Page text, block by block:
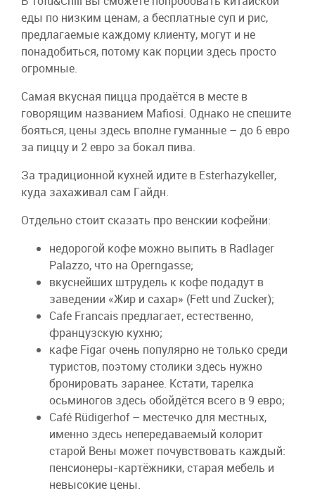
еды по низким ценам, а бесплатные суп и рис,
предлагаемые каждому клиенту, могут и не
понадобиться, потому как порции здесь просто
огромные.
Самая вкусная пицца продаётся в месте в
говорящим названием Mafiosi. Однако не спешите
бояться, цены здесь вполне гуманные – до 6 евро
за пиццу и 2 евро за бокал пива.
За традиционной кухней идите в Esterhazykeller,
куда захаживал сам Гайдн.
Отдельно стоит сказать про венскии кофейни:
недорогой кофе можно выпить в Radlager
Palazzo, что на Operngasse;
вкуснейших штрудель к кофе подадут в
заведении «Жир и сахар» (Fett und Zucker);
Cafe Francais предлагает, естественно,
французскую кухню;
кафе Figar очень популярно не только среди
туристов, поэтому столики здесь нужно
бронировать заранее. Кстати, тарелка
осьминогов здесь обойдётся всего в 9 евро;
Café Rüdigerhof – местечко для местных,
именно здесь непередаваемый колорит
старой Вены может почувствовать каждый:
пенсионеры-картёжники, старая мебель и
невысокие цены.